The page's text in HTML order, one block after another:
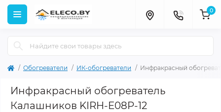
0
Обогреватели ИК-обогреватели Инфракрасный
Инфракрасный обогреватель
Калашников KIRH-E08P-12